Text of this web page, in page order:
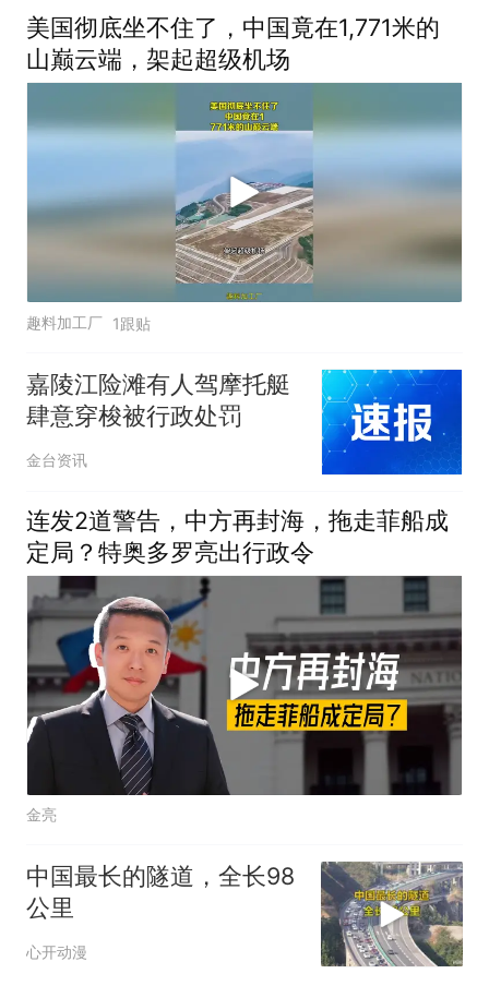
美国彻底坐不住了，中国竟在1,771米的
山巅云端，架起超级机场
趣料加工厂 1跟贴
嘉陵江险滩有人驾摩托艇
肆意穿梭被行政处罚
金台资讯
连发2道警告，中方再封海，拖走菲船成
定局？特奥多罗亮出行政令
金亮
中国最长的隧道，全长98
公里
心开动漫